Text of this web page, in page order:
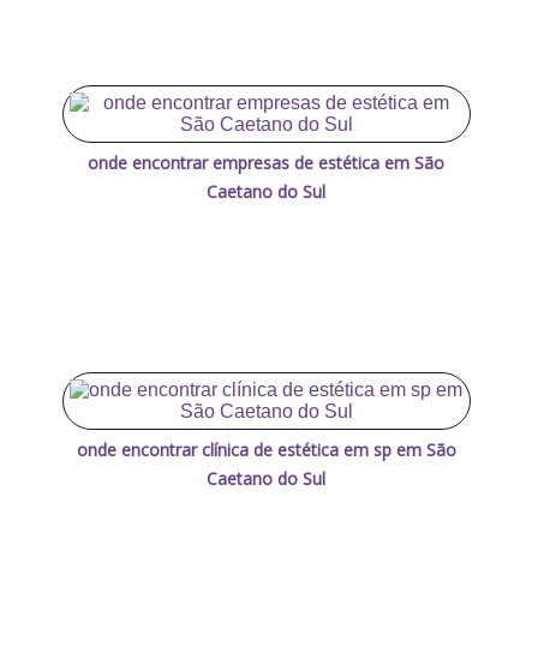
onde encontrar empresas de estética em São
Caetano do Sul
onde encontrar clínica de estética em sp em São
Caetano do Sul